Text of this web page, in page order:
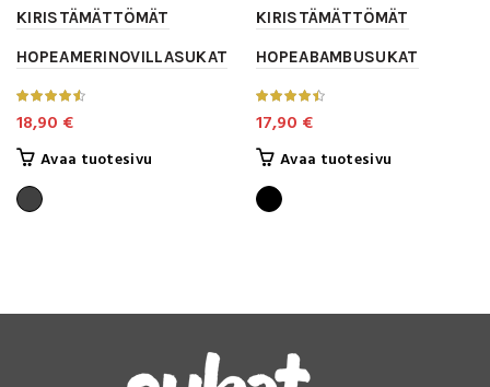
KIRISTÄMÄTTÖMÄT
HOPEAMERINOVILLASUKAT
18,90 €
Avaa tuotesivu
tuotteen
sivulla.
KIRISTÄMÄTTÖMÄT
HOPEABAMBUSUKAT
17,90 €
Avaa tuotesivu